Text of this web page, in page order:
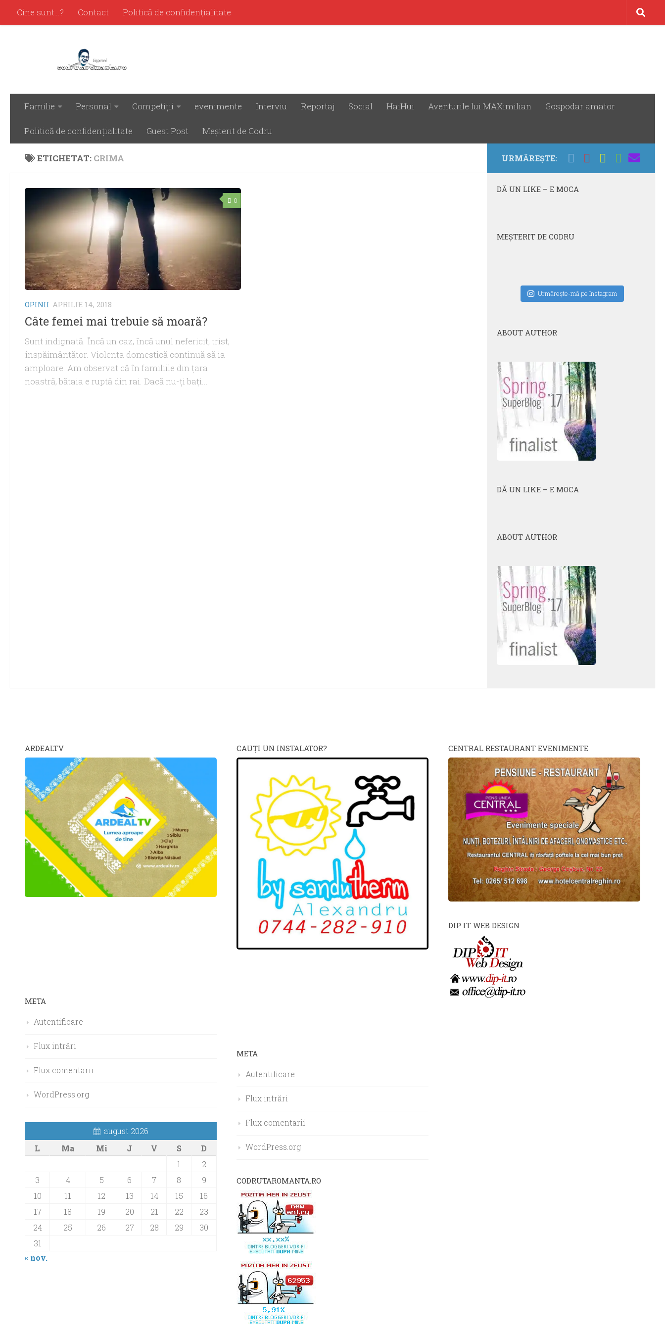
Cine sunt…? Contact Politică de confidenţialitate
Familie Personal Competiţii evenimente Interviu Reportaj Social HaiHui Aventurile lui MAXimilian Gospodar amator
Politică de confidenţialitate Guest Post Meşterit de Codru
ETICHETAT: CRIMA
0
OPINII APRILIE 14, 2018
Câte femei mai trebuie să moară?
Sunt indignată. Încă un caz, încă unul nefericit, trist,
înspăimântător. Violenţa domestică continuă să ia
amploare. Am observat că în familiile din ţara
noastră, bătaia e ruptă din rai. Dacă nu-ţi baţi...
URMĂREȘTE:
DĂ UN LIKE – E MOCA
MEŞTERIT DE CODRU
Urmăreşte-mă pe Instagram
ABOUT AUTHOR
DĂ UN LIKE – E MOCA
ABOUT AUTHOR
ARDEALTV
META
Autentificare
Flux intrări
Flux comentarii
WordPress.org
august 2026
L
Ma Mi J V S
D
1
2
3
4 5 6 7 8
9
10
11 12 13 14 15
16
17
18 19 20 21 22
23
24
25 26 27 28 29
30
31
« nov.
CAUŢI UN INSTALATOR?
META
Autentificare
Flux intrări
Flux comentarii
WordPress.org
CODRUTAROMANTA.RO
CENTRAL RESTAURANT EVENIMENTE
DIP IT WEB DESIGN